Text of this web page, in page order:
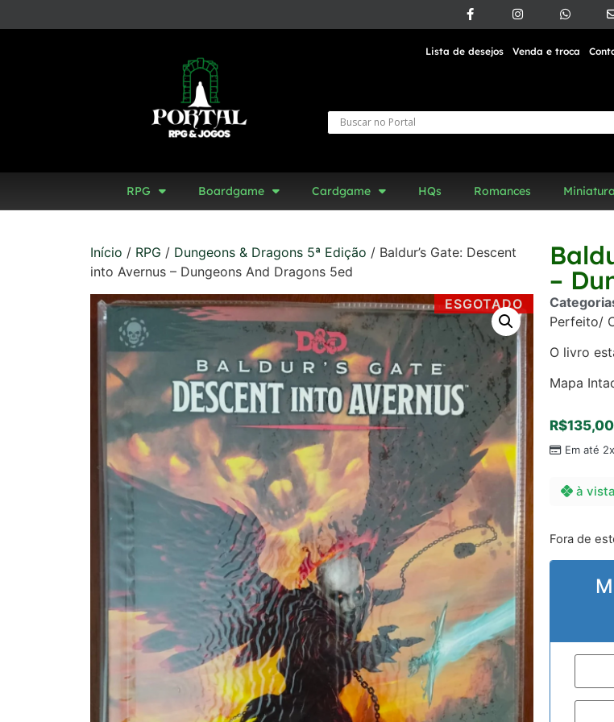
Lista de desejos Venda e troca
RPG Boardgame Cardgame HQs Romances
Início / RPG / Dungeons & Dragons 5ª Edição / Baldur’s Gate: Descent
into Avernus – Dungeons And Dragons 5ed
ESGOTADO
–
Perfeito/
O livro
Mapa
R$135,00
Em até
à vista
Fora de